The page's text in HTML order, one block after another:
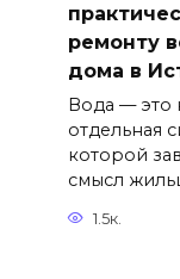
ремонту
дома в
Вода — это
отдельная
которой
смысл
1.5к.